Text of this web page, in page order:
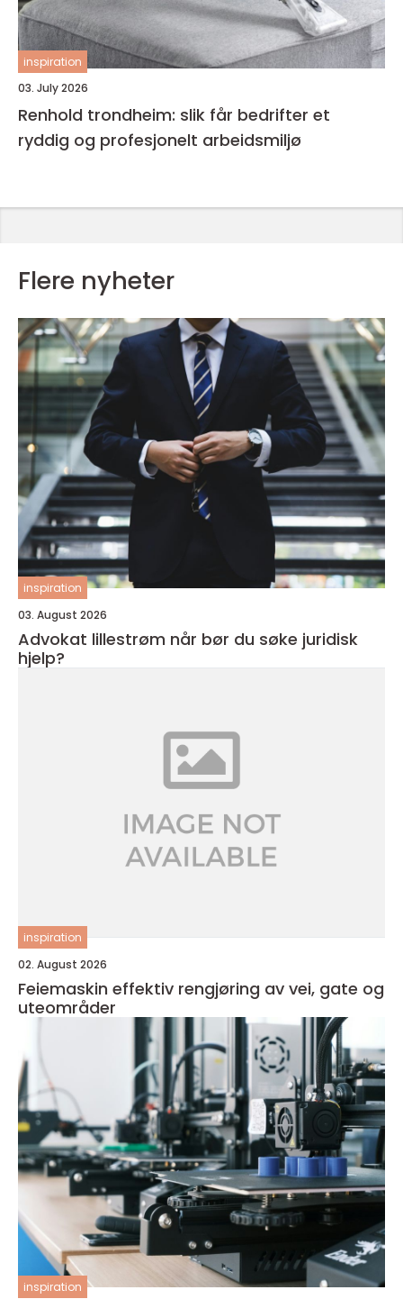
inspiration
03. July 2026
Renhold trondheim: slik får bedrifter et
ryddig og profesjonelt arbeidsmiljø
Flere nyheter
inspiration
03. August 2026
Advokat lillestrøm når bør du søke juridisk
hjelp?
inspiration
02. August 2026
Feiemaskin effektiv rengjøring av vei, gate og
uteområder
inspiration